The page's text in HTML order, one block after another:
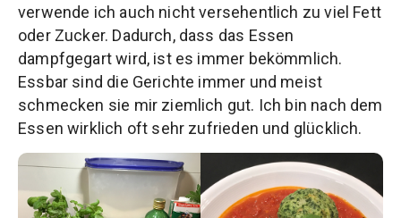
verwende ich auch nicht versehentlich zu viel Fett
oder Zucker. Dadurch, dass das Essen
dampfgegart wird, ist es immer bekömmlich.
Essbar sind die Gerichte immer und meist
schmecken sie mir ziemlich gut. Ich bin nach dem
Essen wirklich oft sehr zufrieden und glücklich.